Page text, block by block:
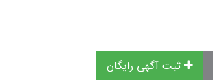
ثبت آگهی رایگان